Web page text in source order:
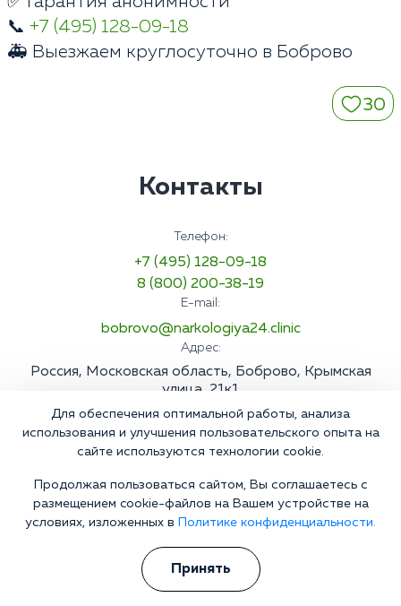
📞 +7 (495) 128-09-18
🚑 Выезжаем круглосуточно в Боброво
30
Контакты
Телефон:
+7 (495) 128-09-18
8 (800) 200-38-19
E-mail:
bobrovo@narkologiya24.clinic
Адрес:
Россия, Московская область, Боброво, Крымская
улица, 21к1
Для обеспечения оптимальной работы, анализа
использования и улучшения пользовательского опыта на
сайте используются технологии cookie.
Продолжая пользоваться сайтом, Вы соглашаетесь с
размещением cookie-файлов на Вашем устройстве на
условиях, изложенных в
Политике конфиденциальности.
Принять